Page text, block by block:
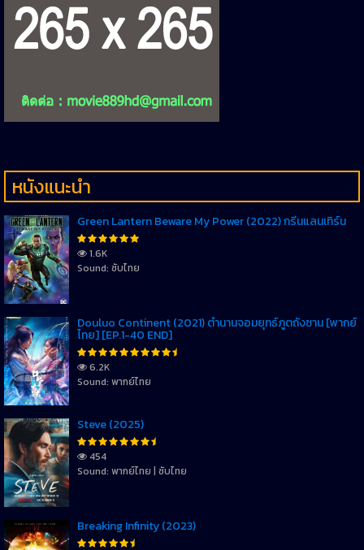
หนังแนะนำ
Green Lantern Beware My Power (2022) กรีนแลนเทิร์น
1.6K
Sound: ซับไทย
Douluo Continent (2021) ตำนานจอมยุทธ์ภูตถังซาน [พากย์
ไทย] [EP.1-40 END]
6.2K
Sound: พากย์ไทย
Steve (2025)
454
Sound: พากย์ไทย | ซับไทย
Breaking Infinity (2023)